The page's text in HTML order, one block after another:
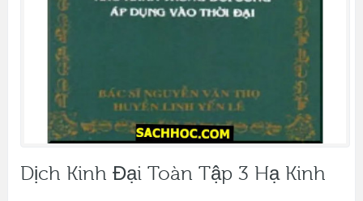
Dịch Kinh Đại Toàn Tập 3 Hạ Kinh